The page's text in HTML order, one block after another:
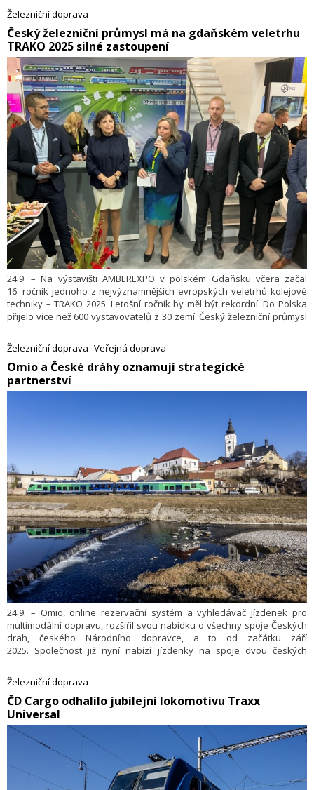
nejmodernějších bateriových vlaků na mezinárodní úrovni. Škoda
Group aktuálně vyrábí 15 vlaků BEMU nové generace pro České dráhy
a jejich provoz v Moravskoslezském kraji. Vlaky zahájí provoz
v Moravskoslezském kraji počátkem roku 2027.
Železniční doprava
​Český železniční průmysl má na gdaňském veletrhu
TRAKO 2025 silné zastoupení
24.9. – Na výstavišti AMBEREXPO v polském Gdaňsku včera začal
16. ročník jednoho z nejvýznamnějších evropských veletrhů kolejové
techniky – TRAKO 2025. Letošní ročník by měl být rekordní. Do Polska
přijelo více než 600 vystavovatelů z 30 zemí. Český železniční průmysl
čtyři desítky firem. Český železniční průmysl zde prezentuje své
aktivity jak v rámci oficiální expozice pod hlavičkou ACRI a Ministerstva
průmyslu a obchodu, tak prostřednictvím samostatných výstavních
expozic.
Železniční doprava Veřejná doprava
​Omio a České dráhy oznamují strategické
partnerství
24.9. – Omio, online rezervační systém a vyhledávač jízdenek pro
multimodální dopravu, rozšířil svou nabídku o všechny spoje Českých
drah, českého Národního dopravce, a to od začátku září
2025. Společnost již nyní nabízí jízdenky na spoje dvou českých
obsáhne většinu domácích a přeshraničních spojů napříč Českem.
Usnadní tak nákup nejen vnitrostátních ale také mezistátních jízdenek
pro Čechy i cestující ze zahraničí. Od spuštění partnerství ukazují data
Omio 44% nárůst rezervací v České republice (srovnání
37. kalendářního týdne 2025 a 2024). Kromě vlaků Omio nabízí také
autobusové, letecké a trajektové spoje. Omio skrze svou platformu
každý den prodá 80 tisíc jízdenek na cesty po Evropě, USA, Kanadě a
jihovýchodní Asii.
Železniční doprava
​ČD Cargo odhalilo jubilejní lokomotivu Traxx
Universal